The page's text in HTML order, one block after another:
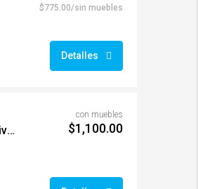
$775.00/sin muebles
Detalles
#00444 Amplio Apartamento amueblado en nivel alto
con muebles
$1,100.00